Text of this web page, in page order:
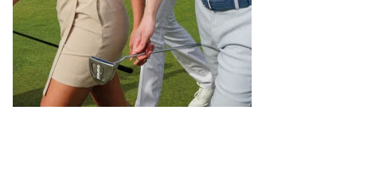
Chypre